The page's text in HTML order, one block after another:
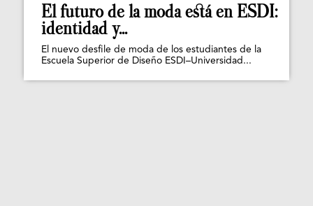
El futuro de la moda está en ESDI:
identidad y...
El nuevo desfile de moda de los estudiantes de la
Escuela Superior de Diseño ESDI–Universidad...